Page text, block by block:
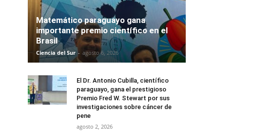
Matemático paraguayo gana
importante premio científico en el
Brasil
Ciencia del Sur - agosto 6, 2026
El Dr. Antonio Cubilla, científico
paraguayo, gana el prestigioso
Premio Fred W. Stewart por sus
investigaciones sobre cáncer de
pene
agosto 2, 2026